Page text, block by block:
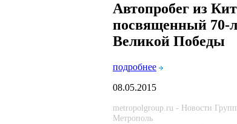
Автопробег из
посвященный 70-
Великой Победы
подробнее
08.05.2015
metropolgroup.ru - Новости
Метрополь